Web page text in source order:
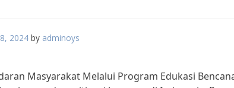
2024 by adminoys
Masyarakat Melalui Program Edukasi